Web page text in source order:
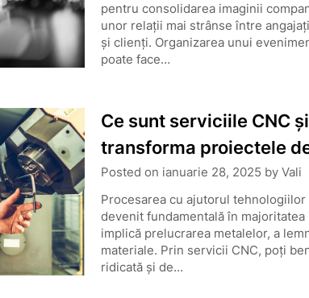
pentru consolidarea imaginii
unor relații mai strânse între
și clienți. Organizarea unui
poate face…
Ce sunt serviciile CNC
transforma proiectele
Posted on ianuarie 28, 2025 by Vali
Procesarea cu ajutorul
devenit fundamentală în
implică prelucrarea metalelor, a
materiale. Prin servicii CNC, poți
ridicată și de…